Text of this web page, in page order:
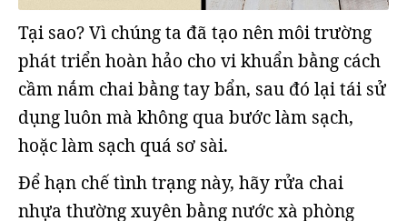
Tại sao? Vì chúng ta đã tạo nên môi trường
phát triển hoàn hảo cho vi khuẩn bằng cách
cầm nắm chai bằng tay bẩn, sau đó lại tái sử
dụng luôn mà không qua bước làm sạch,
hoặc làm sạch quá sơ sài.
Để hạn chế tình trạng này, hãy rửa chai
nhựa thường xuyên bằng nước xà phòng